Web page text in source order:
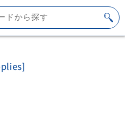
ドから探す